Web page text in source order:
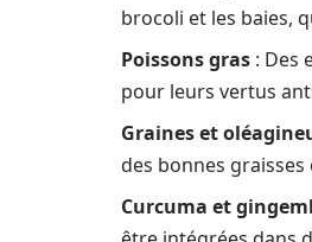
brocoli et les baies,
Poissons gras : Des
pour leurs vertus
Graines et
des bonnes
Curcuma et